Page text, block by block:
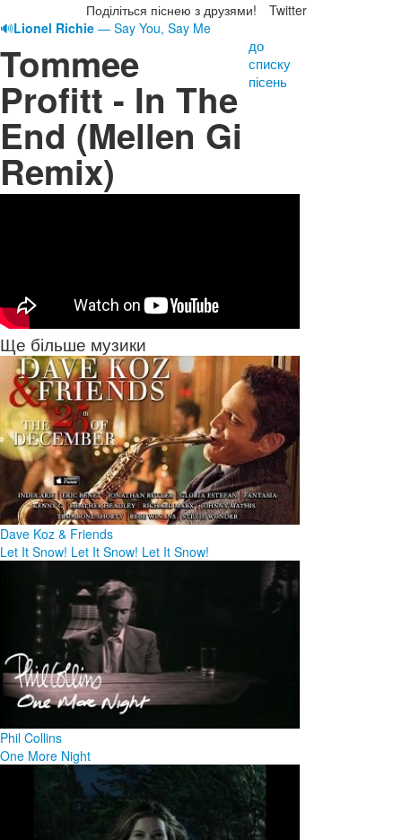
Поділіться піснею з друзями!
Twitter
🔊Lionel Richie — Say You, Say Me
Tommee
Profitt - In The
End (Mellen Gi
Remix)
до
списку
пісень
Ще більше музики
Dave Koz & Friends
Let It Snow! Let It Snow! Let It Snow!
Phil Collins
One More Night